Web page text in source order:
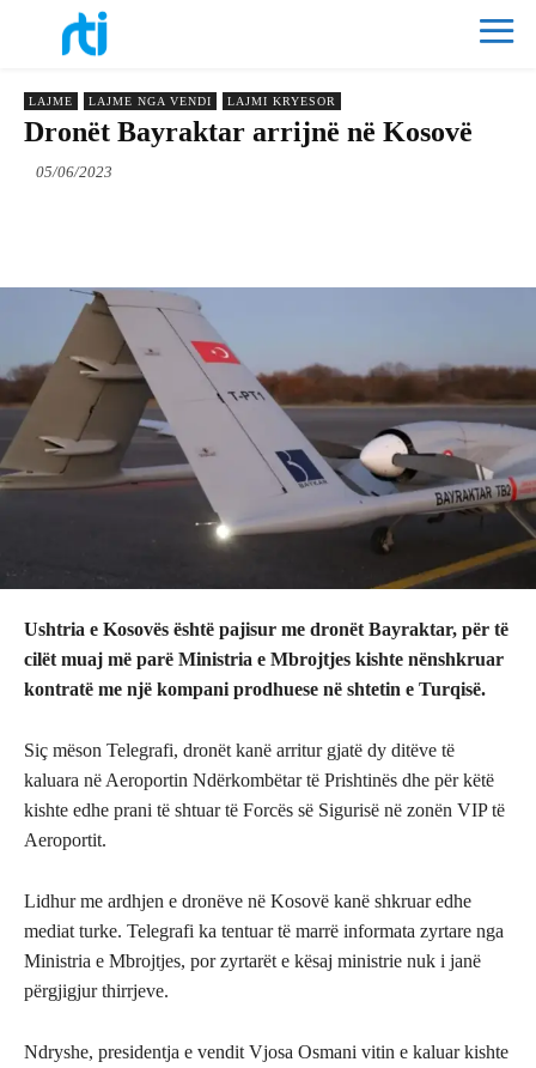
LAJME LAJME NGA VENDI LAJMI KRYESOR
Dronët Bayraktar arrijnë në Kosovë
05/06/2023
Ushtria e Kosovës është pajisur me dronët Bayraktar, për të
cilët muaj më parë Ministria e Mbrojtjes kishte nënshkruar
kontratë me një kompani prodhuese në shtetin e Turqisë.
Siç mëson Telegrafi, dronët kanë arritur gjatë dy ditëve të
kaluara në Aeroportin Ndërkombëtar të Prishtinës dhe për këtë
kishte edhe prani të shtuar të Forcës së Sigurisë në zonën VIP të
Aeroportit.
Lidhur me ardhjen e dronëve në Kosovë kanë shkruar edhe
mediat turke. Telegrafi ka tentuar të marrë informata zyrtare nga
Ministria e Mbrojtjes, por zyrtarët e kësaj ministrie nuk i janë
përgjigjur thirrjeve.
Ndryshe, presidentja e vendit Vjosa Osmani vitin e kaluar kishte